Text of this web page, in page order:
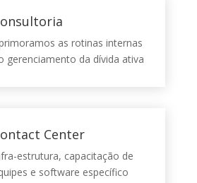
as rotinas internas
gerenciamento da dívida ativa
Center
estrutura, capacitação de
e software específico